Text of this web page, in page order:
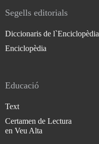
Segells editorials
Diccionaris de l`Enciclopèdia
Enciclopèdia
Educació
Text
Certamen de Lectura
en Veu Alta